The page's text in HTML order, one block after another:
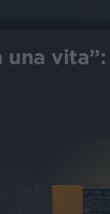
una vita”: